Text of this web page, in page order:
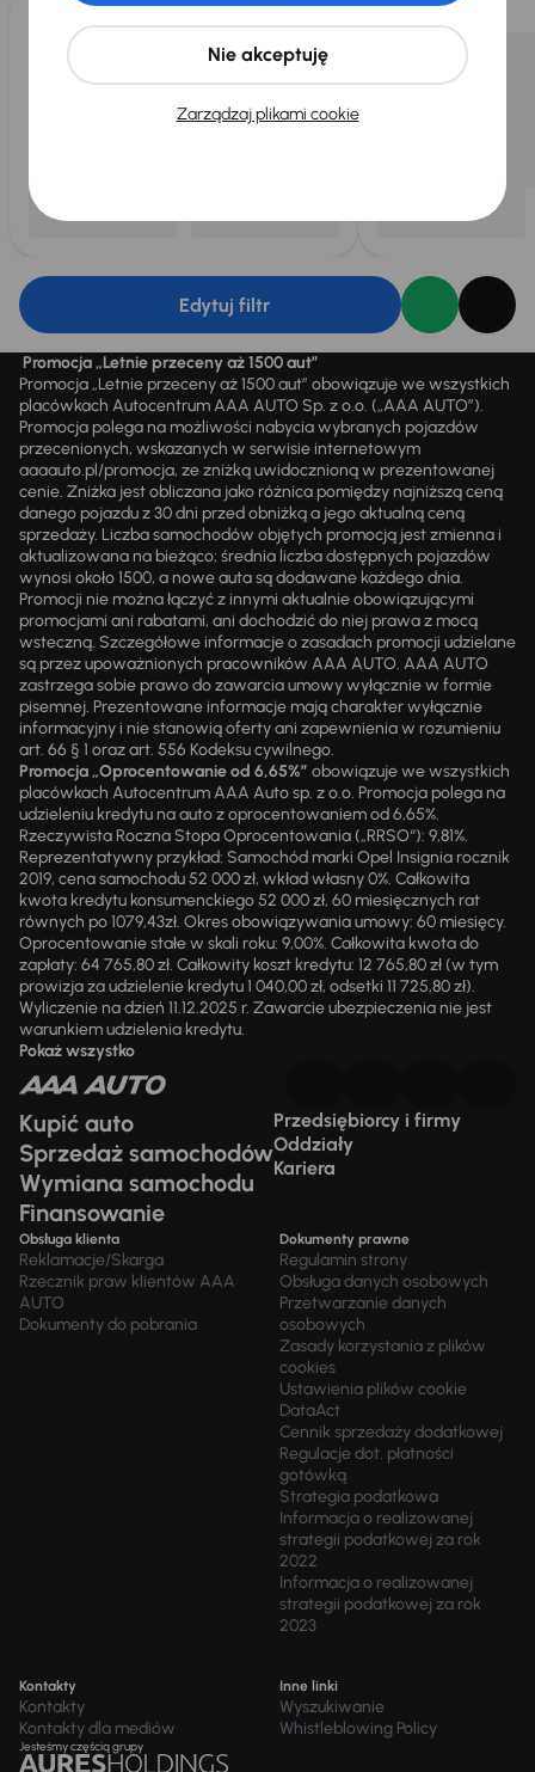
Edytuj filtr
Promocja „Letnie przeceny aż 1500 aut”
Promocja „Letnie przeceny aż 1500 aut” obowiązuje we wszystkich
placówkach Autocentrum AAA AUTO Sp. z o.o. („AAA AUTO”).
Promocja polega na możliwości nabycia wybranych pojazdów
przecenionych, wskazanych w serwisie internetowym
aaaauto.pl/promocja, ze zniżką uwidocznioną w prezentowanej
cenie. Zniżka jest obliczana jako różnica pomiędzy najniższą ceną
danego pojazdu z 30 dni przed obniżką a jego aktualną ceną
sprzedaży. Liczba samochodów objętych promocją jest zmienna i
aktualizowana na bieżąco; średnia liczba dostępnych pojazdów
wynosi około 1500, a nowe auta są dodawane każdego dnia.
Promocji nie można łączyć z innymi aktualnie obowiązującymi
promocjami ani rabatami, ani dochodzić do niej prawa z mocą
wsteczną. Szczegółowe informacje o zasadach promocji udzielane
są przez upoważnionych pracowników AAA AUTO. AAA AUTO
zastrzega sobie prawo do zawarcia umowy wyłącznie w formie
pisemnej. Prezentowane informacje mają charakter wyłącznie
informacyjny i nie stanowią oferty ani zapewnienia w rozumieniu
art. 66 § 1 oraz art. 556 Kodeksu cywilnego.
Promocja „Oprocentowanie od 6,65%” obowiązuje we wszystkich
placówkach Autocentrum AAA Auto sp. z o.o. Promocja polega na
udzieleniu kredytu na auto z oprocentowaniem od 6,65%.
Rzeczywista Roczna Stopa Oprocentowania („RRSO“): 9,81%.
Reprezentatywny przykład: Samochód marki Opel Insignia rocznik
2019, cena samochodu 52 000 zł, wkład własny 0%. Całkowita
kwota kredytu konsumenckiego 52 000 zł, 60 miesięcznych rat
równych po 1079,43zł. Okres obowiązywania umowy: 60 miesięcy.
Oprocentowanie stałe w skali roku: 9,00%. Całkowita kwota do
zapłaty: 64 765,80 zł. Całkowity koszt kredytu: 12 765,80 zł (w tym
prowizja za udzielenie kredytu 1 040,00 zł, odsetki 11 725,80 zł).
Wyliczenie na dzień 11.12.2025 r. Zawarcie ubezpieczenia nie jest
warunkiem udzielenia kredytu.
Pokaż wszystko
Kupić auto
Sprzedaż samochodów
Wymiana samochodu
Finansowanie
Przedsiębiorcy i firmy
Oddziały
Kariera
Obsługa klienta
Reklamacje/Skarga
Rzecznik praw klientów AAA
AUTO
Dokumenty do pobrania
Dokumenty prawne
Regulamin strony
Obsługa danych osobowych
Przetwarzanie danych
osobowych
Zasady korzystania z plików
cookies
Ustawienia plików cookie
DataAct
Cennik sprzedaży dodatkowej
Regulacje dot. płatności
gotówką
Strategia podatkowa
Informacja o realizowanej
strategii podatkowej za rok
2022
Informacja o realizowanej
strategii podatkowej za rok
2023
Kontakty
Kontakty
Kontakty dla mediów
Inne linki
Wyszukiwanie
Whistleblowing Policy
Jesteśmy częścią grupy
Zarządzaj plikami cookie
Nie akceptuję